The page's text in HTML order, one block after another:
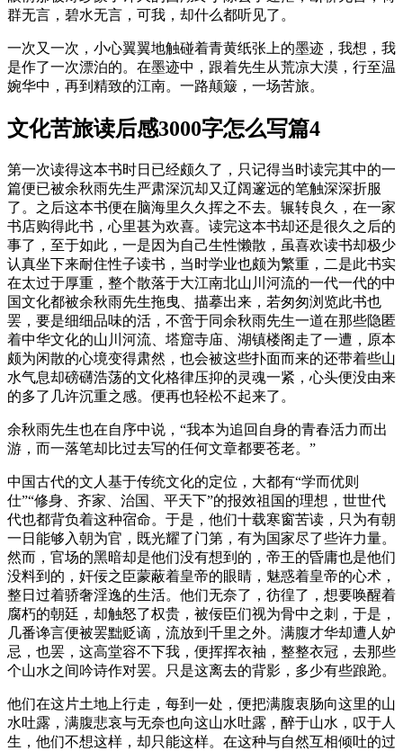
群无言，碧水无言，可我，却什么都听见了。
一次又一次，小心翼翼地触碰着青黄纸张上的墨迹，我想，我
是作了一次漂泊的。在墨迹中，跟着先生从荒凉大漠，行至温
婉华中，再到精致的江南。一路颠簸，一场苦旅。
文化苦旅读后感3000字怎么写篇4
第一次读得这本书时日已经颇久了，只记得当时读完其中的一
篇便已被余秋雨先生严肃深沉却又辽阔邃远的笔触深深折服
了。之后这本书便在脑海里久久挥之不去。辗转良久，在一家
书店购得此书，心里甚为欢喜。读完这本书却还是很久之后的
事了，至于如此，一是因为自己生性懒散，虽喜欢读书却极少
认真坐下来耐住性子读书，当时学业也颇为繁重，二是此书实
在太过于厚重，整个散落于大江南北山川河流的一代一代的中
国文化都被余秋雨先生拖曳、描摹出来，若匆匆浏览此书也
罢，要是细细品味的活，不啻于同余秋雨先生一道在那些隐匿
着中华文化的山川河流、塔窟寺庙、湖镇楼阁走了一遭，原本
颇为闲散的心境变得肃然，也会被这些扑面而来的还带着些山
水气息却磅礴浩荡的文化格律压抑的灵魂一紧，心头便没由来
的多了几许沉重之感。便再也轻松不起来了。
余秋雨先生也在自序中说，“我本为追回自身的青春活力而出
游，而一落笔却比过去写的任何文章都要苍老。”
中国古代的文人基于传统文化的定位，大都有“学而优则
仕”“修身、齐家、治国、平天下”的报效祖国的理想，世世代
代也都背负着这种宿命。于是，他们十载寒窗苦读，只为有朝
一日能够入朝为官，既光耀了门第，有为国家尽了些许力量。
然而，官场的黑暗却是他们没有想到的，帝王的昏庸也是他们
没料到的，奸佞之臣蒙蔽着皇帝的眼睛，魅惑着皇帝的心术，
整日过着骄奢淫逸的生活。他们无奈了，彷徨了，想要唤醒着
腐朽的朝廷，却触怒了权贵，被佞臣们视为骨中之刺，于是，
几番谗言便被罢黜贬谪，流放到千里之外。满腹才华却遭人妒
忌，也罢，这高堂容不下我，便挥挥衣袖，整整衣冠，去那些
个山水之间吟诗作对罢。只是这离去的背影，多少有些踉跄。
他们在这片土地上行走，每到一处，便把满腹衷肠向这里的山
水吐露，满腹悲哀与无奈也向这山水吐露，醉于山水，叹于人
生，他们不想这样，却只能这样。在这种与自然互相倾吐的过